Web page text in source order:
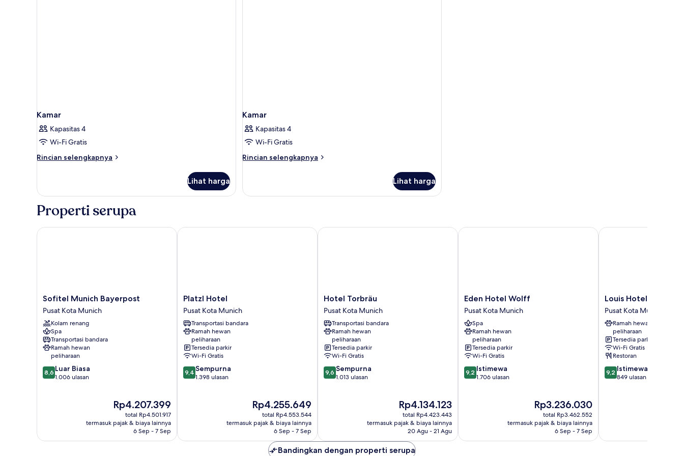
Kamar
Kapasitas 4
Wi-Fi Gratis
Rincian selengkapnya
Rincian
Kamar
Lihat harga
Kamar
Kapasitas 4
Wi-Fi Gratis
Rincian selengkapnya
Rincian
Kamar
Lihat harga
Properti serupa
Sofitel
Munich
Bayerpost
Pusat
Kota
Munich
Sofitel Munich Bayerpost
Pusat Kota Munich
Kolam renang
Spa
Transportasi bandara
Ramah hewan
peliharaan
8.6
dari
8,6 Luar Biasa
1.006 ulasan
Harga
sekarang
Rp4.207.399
Rp4.207.399
total Rp4.501.917
termasuk pajak & biaya lainnya
6 Sep - 7 Sep
Sofitel Munich Bayerpost
Platzl
Hotel
Pusat
Kota
Munich
Platzl Hotel
Pusat Kota Munich
Transportasi bandara
Ramah hewan
peliharaan
Tersedia parkir
Wi-Fi Gratis
9.4
dari
9,4 Sempurna
1.398 ulasan
Harga
sekarang
Rp4.255.649
Rp4.255.649
total Rp4.553.544
termasuk pajak & biaya lainnya
6 Sep - 7 Sep
Platzl Hotel
Hotel
Torbräu
Pusat
Kota
Munich
Hotel Torbräu
Pusat Kota Munich
Transportasi bandara
Ramah hewan
peliharaan
Tersedia parkir
Wi-Fi Gratis
9.6
dari
9,6 Sempurna
1.013 ulasan
Harga
sekarang
Rp4.134.123
Rp4.134.123
total Rp4.423.443
termasuk pajak & biaya lainnya
20 Agu - 21 Agu
Hotel Torbräu
Eden
Hotel
Wolff
Pusat
Kota
Munich
Eden Hotel Wolff
Pusat Kota Munich
Spa
Ramah hewan
peliharaan
Tersedia parkir
Wi-Fi Gratis
9.2
dari
9,2 Istimewa
1.706 ulasan
Harga
sekarang
Rp3.236.030
Rp3.236.030
total Rp3.462.552
termasuk pajak & biaya lainnya
6 Sep - 7 Sep
Eden Hotel Wolff
Louis
Hotel
Pusat
Kota
Munich
Louis Hotel
Pusat Kota Munich
Ramah hewan
peliharaan
Tersedia parkir
Wi-Fi Gratis
Restoran
9.2
dari
9,2 Istimewa
849 ulasan
Louis Hotel
Bandingkan dengan properti serupa